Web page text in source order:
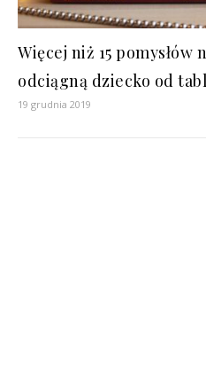
Więcej niż 15 pomysłów
odciągną dziecko od
19 grudnia 2019